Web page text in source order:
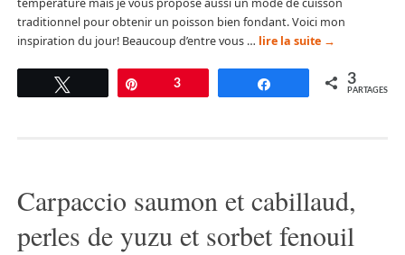
traditionnel pour obtenir un poisson bien fondant. Voici mon
inspiration du jour! Beaucoup d’entre vous … lire la suite →
Tweetez Épingle
3 Partagez 3
PARTAGES
Carpaccio saumon et cabillaud,
perles de yuzu et sorbet fenouil